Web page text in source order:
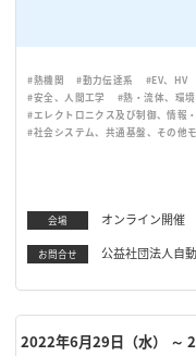
#熱機関 #動力伝達系 #EV、HV
#安全、人間工学
#熱・流体、環
#エレクトロニクス及び制御、情
#社会システム、共通基盤、その他
会場 オンライン開催
お問合せ 公益社団法人自
2022年6月29日（水） ～